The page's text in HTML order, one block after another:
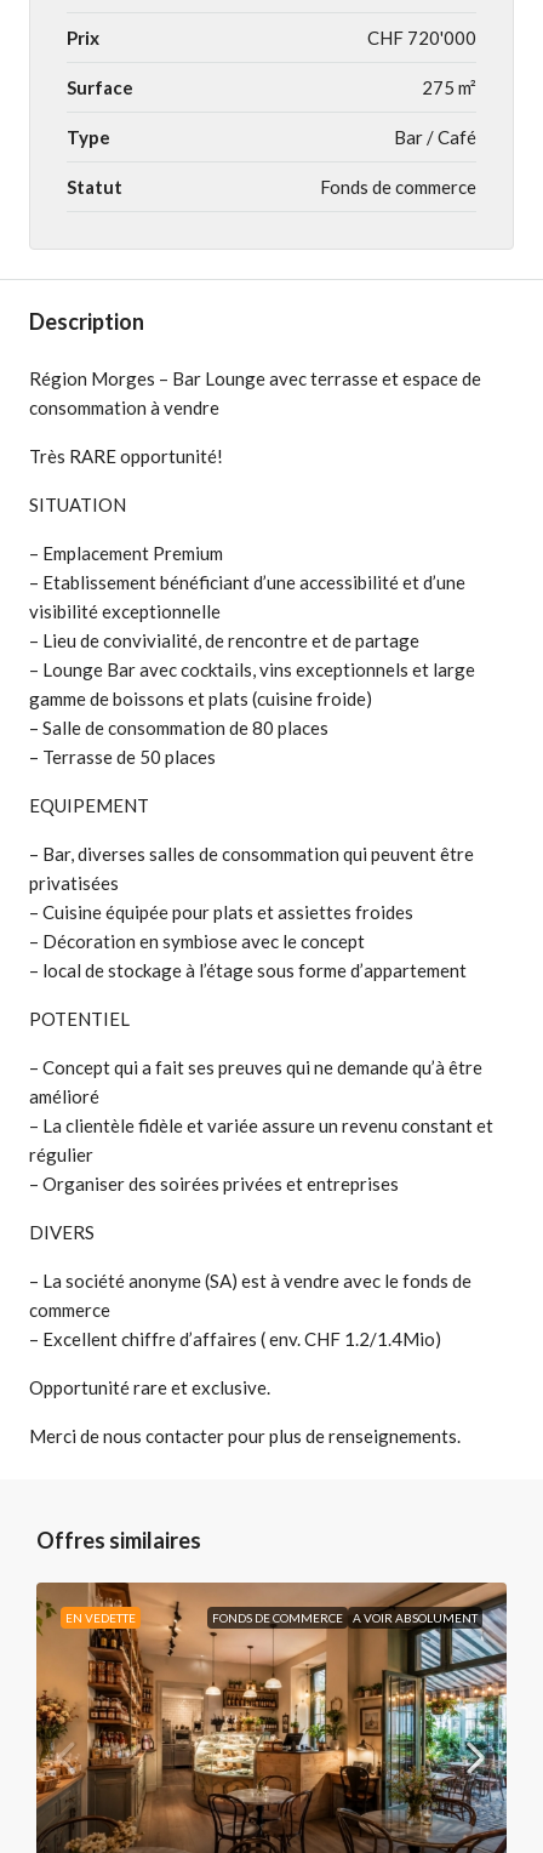
Prix CHF 720'000
Surface 275 m²
Type Bar / Café
Statut Fonds de commerce
Description
Région Morges – Bar Lounge avec terrasse et espace de
consommation à vendre
Très RARE opportunité!
SITUATION
– Emplacement Premium
– Etablissement bénéficiant d’une accessibilité et d’une
visibilité exceptionnelle
– Lieu de convivialité, de rencontre et de partage
– Lounge Bar avec cocktails, vins exceptionnels et large
gamme de boissons et plats (cuisine froide)
– Salle de consommation de 80 places
– Terrasse de 50 places
EQUIPEMENT
– Bar, diverses salles de consommation qui peuvent être
privatisées
– Cuisine équipée pour plats et assiettes froides
– Décoration en symbiose avec le concept
– local de stockage à l’étage sous forme d’appartement
POTENTIEL
– Concept qui a fait ses preuves qui ne demande qu’à être
amélioré
– La clientèle fidèle et variée assure un revenu constant et
régulier
– Organiser des soirées privées et entreprises
DIVERS
– La société anonyme (SA) est à vendre avec le fonds de
commerce
– Excellent chiffre d’affaires ( env. CHF 1.2/1.4Mio)
Opportunité rare et exclusive.
Merci de nous contacter pour plus de renseignements.
Offres similaires
EN VEDETTE FONDS DE COMMERCE A VOIR ABSOLUMENT